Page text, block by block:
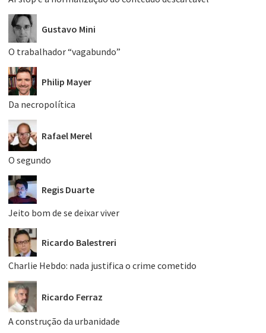
Gustavo Mini
O trabalhador “vagabundo”
Philip Mayer
Da necropolítica
Rafael Merel
O segundo
Regis Duarte
Jeito bom de se deixar viver
Ricardo Balestreri
Charlie Hebdo: nada justifica o crime cometido
Ricardo Ferraz
A construção da urbanidade